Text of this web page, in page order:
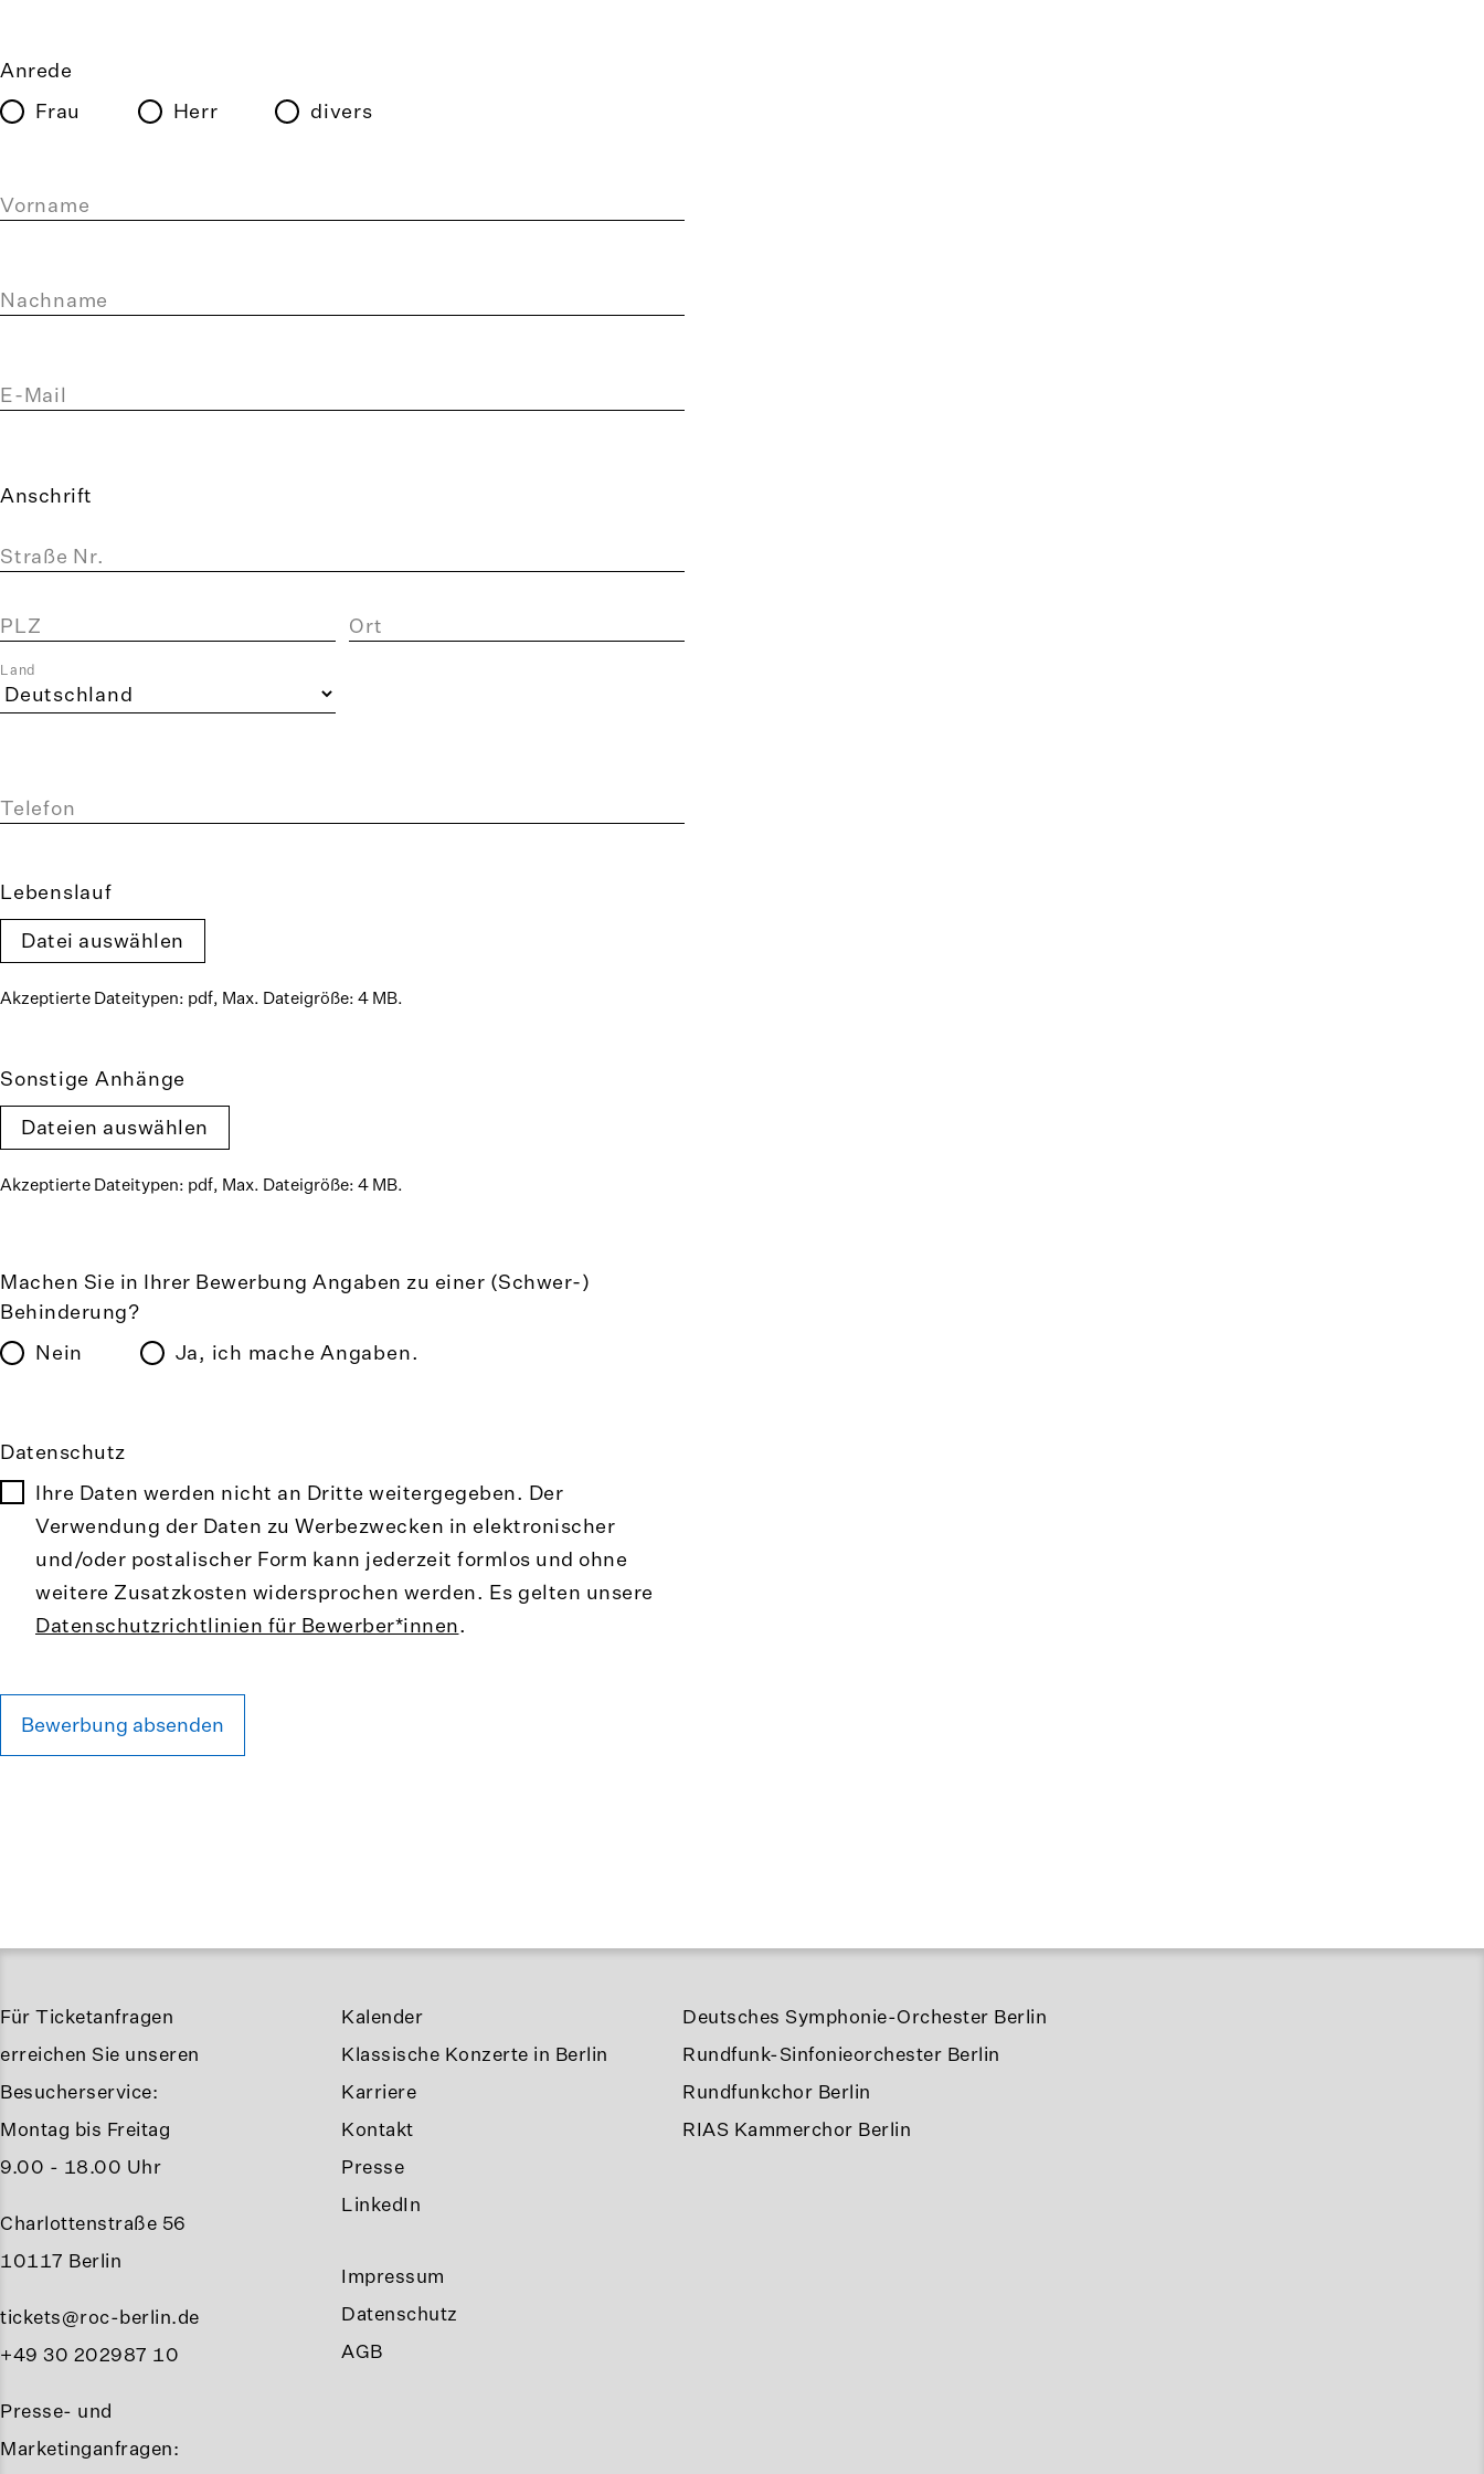
Anrede
Frau
Herr divers
Vorname
Nachname
E-Mail
Anschrift
Straße Nr.
PLZ Ort
Land
Telefon
Lebenslauf
Akzeptierte Dateitypen: pdf, Max. Dateigröße: 4 MB.
Sonstige Anhänge
Akzeptierte Dateitypen: pdf, Max. Dateigröße: 4 MB.
Machen Sie in Ihrer Bewerbung Angaben zu einer (Schwer-)
Behinderung?
Nein
Ja, ich mache Angaben.
Datenschutz
Ihre Daten werden nicht an Dritte weitergegeben. Der
Verwendung der Daten zu Werbezwecken in elektronischer
und/oder postalischer Form kann jederzeit formlos und ohne
weitere Zusatzkosten widersprochen werden. Es gelten unsere
Datenschutzrichtlinien für Bewerber*innen.
Für Ticketanfragen
erreichen Sie unseren
Besucherservice:
Montag bis Freitag
9.00 - 18.00 Uhr
Charlottenstraße 56
10117 Berlin
tickets@roc-berlin.de
+49 30 202987 10
Presse- und
Marketinganfragen:
Kalender
Klassische Konzerte in Berlin
Karriere
Kontakt
Presse
LinkedIn
Impressum
Datenschutz
AGB
Deutsches Symphonie-Orchester Berlin
Rundfunk-Sinfonieorchester Berlin
Rundfunkchor Berlin
RIAS Kammerchor Berlin